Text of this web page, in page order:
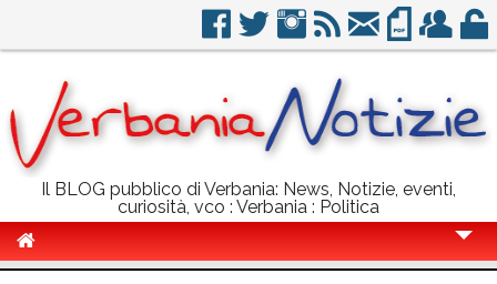
Il BLOG pubblico di Verbania: News, Notizie, eventi,
curiosità, vco : Verbania : Politica